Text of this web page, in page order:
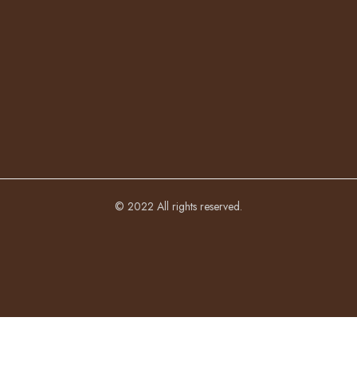
© 2022 All rights reserved.